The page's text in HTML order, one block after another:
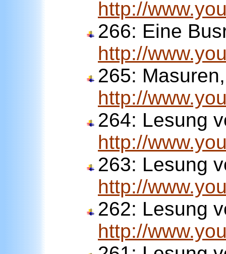
http://
266: Eine
http://
265:
http://
264: Lesung
http://
263: Lesung
http://
262: Lesung
http://